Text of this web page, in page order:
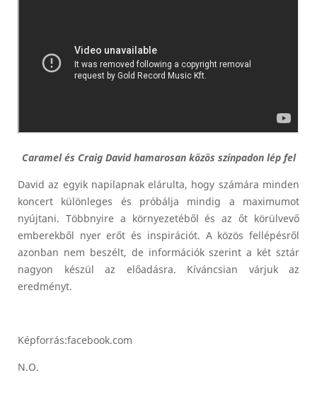
Caramel és Craig David hamarosan közös színpadon lép fel
David az egyik napilapnak elárulta, hogy számára minden
koncert különleges és próbálja mindig a maximumot
nyújtani. Többnyire a környezetéből és az őt körülvevő
emberekből nyer erőt és inspirációt. A közös fellépésről
azonban nem beszélt, de információk szerint a két sztár
nagyon készül az előadásra. Kíváncsian várjuk az
eredményt.
Képforrás:facebook.com
N.O.